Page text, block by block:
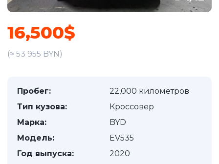
16,500$
(≈ 53 955 BYN)
Пробег:
22,000 километров
Тип кузова:
Кроссовер
Марка:
BYD
Модель:
EV535
Год выпуска:
2020